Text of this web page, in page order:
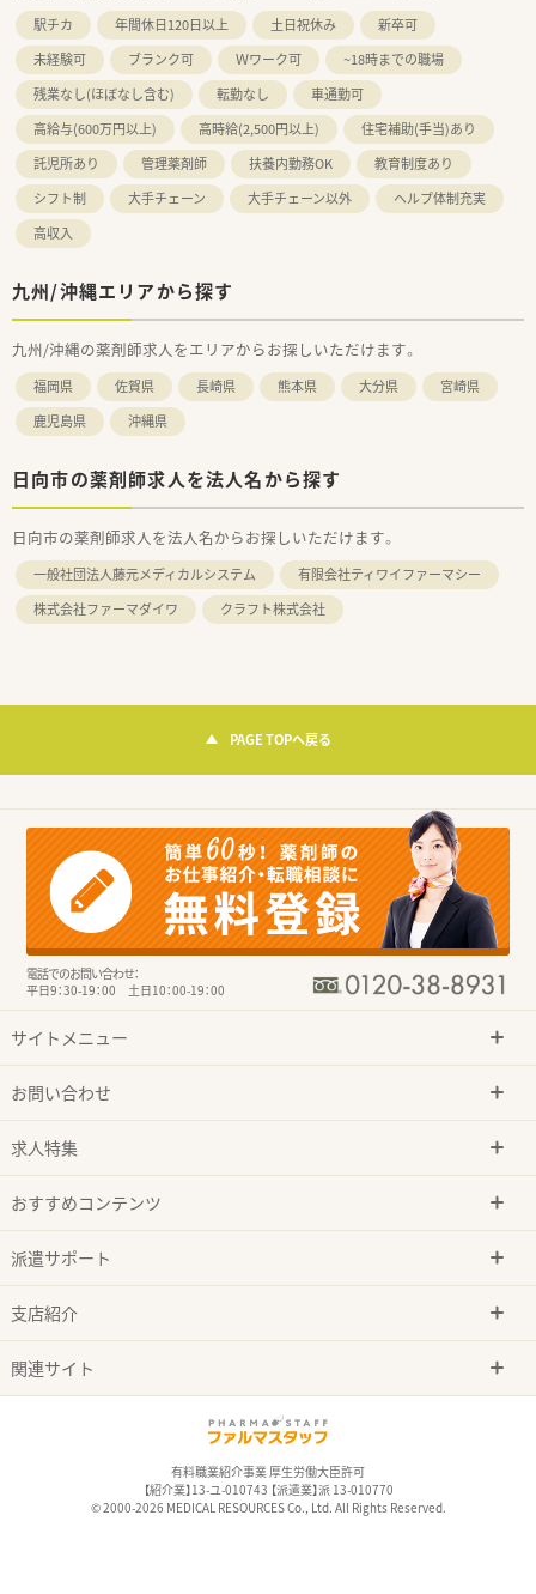
駅チカ 年間休日120日以上 土日祝休み
新卒可
未経験可
ブランク可 Ｗワーク可
~18時までの職場
残業なし(ほぼなし含む)
転勤なし
車通勤可
高給与(600万円以上)
高時給(2,500円以上)
住宅補助(手当)あり
託児所あり
管理薬剤師 扶養内勤務OK
教育制度あり
シフト制
大手チェーン 大手チェーン以外
ヘルプ体制充実
高収入
九州/沖縄エリアから探す
九州/沖縄の薬剤師求人をエリアからお探しいただけます。
福岡県 佐賀県 長崎県 熊本県 大分県
宮崎県
鹿児島県
沖縄県
日向市の薬剤師求人を法人名から探す
日向市の薬剤師求人を法人名からお探しいただけます。
一般社団法人藤元メディカルシステム
有限会社ティワイファーマシー
株式会社ファーマダイワ
クラフト株式会社
PAGE TOPへ戻る
電話でのお問い合わせ：
平日9：30-19：00 土日10：00-19：00
サイトメニュー
お問い合わせ
求人特集
おすすめコンテンツ
派遣サポート
支店紹介
関連サイト
有料職業紹介事業 厚生労働大臣許可
【紹介業】13-ユ-010743 【派遣業】派 13-010770
© 2000-2026 MEDICAL RESOURCES Co., Ltd. All Rights Reserved.